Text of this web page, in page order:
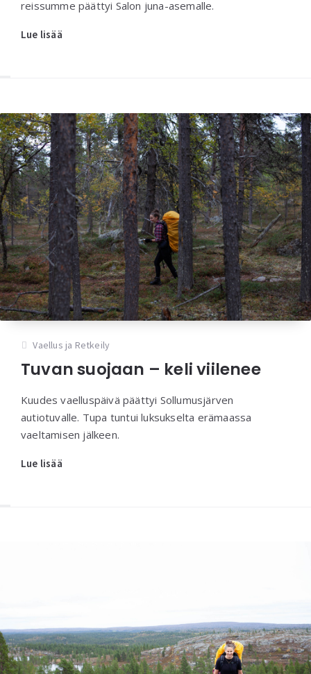
reissumme päättyi Salon juna-asemalle.
Lue lisää
Vaellus ja Retkeily
Tuvan suojaan – keli viilenee
Kuudes vaelluspäivä päättyi Sollumusjärven
autiotuvalle. Tupa tuntui luksukselta erämaassa
vaeltamisen jälkeen.
Lue lisää